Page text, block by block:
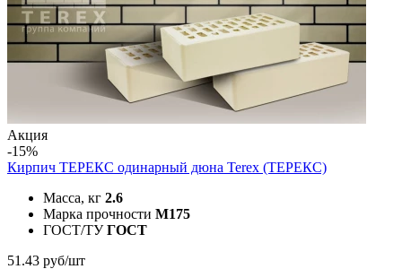
Акция
-15%
Кирпич ТЕРЕКС одинарный дюна Terex (ТЕРЕКС)
Масса, кг 2.6
Марка прочности M175
ГОСТ/ТУ ГОСТ
51.43 руб/шт